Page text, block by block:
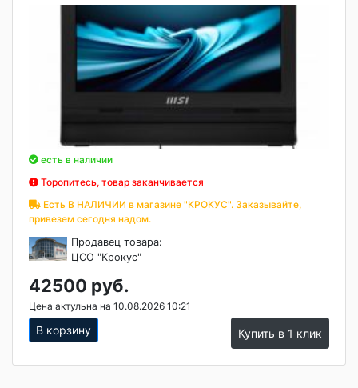
есть в наличии
Торопитесь, товар заканчивается
Есть В НАЛИЧИИ в магазине "КРОКУС". Заказывайте,
привезем сегодня надом.
Продавец товара:
ЦСО "Крокус"
42500 руб.
Цена актульна на 10.08.2026 10:21
В корзину Купить в 1 клик